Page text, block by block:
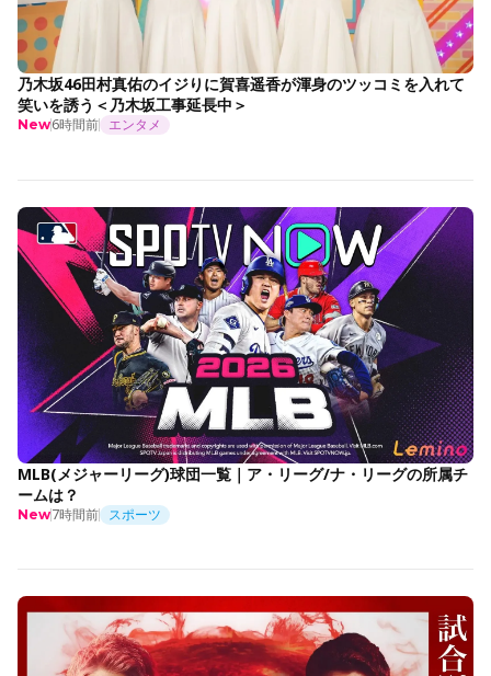
乃木坂46田村真佑のイジりに賀喜遥香が渾身のツッコミを入れて
笑いを誘う＜乃木坂工事延長中＞
New6時間前 エンタメ
MLB(メジャーリーグ)球団一覧｜ア・リーグ/ナ・リーグの所属チ
ームは？
New7時間前 スポーツ